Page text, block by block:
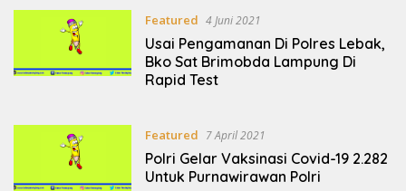
Featured 4 Juni 2021
Usai Pengamanan Di Polres Lebak,
Bko Sat Brimobda Lampung Di
Rapid Test
Featured 7 April 2021
Polri Gelar Vaksinasi Covid-19 2.282
Untuk Purnawirawan Polri